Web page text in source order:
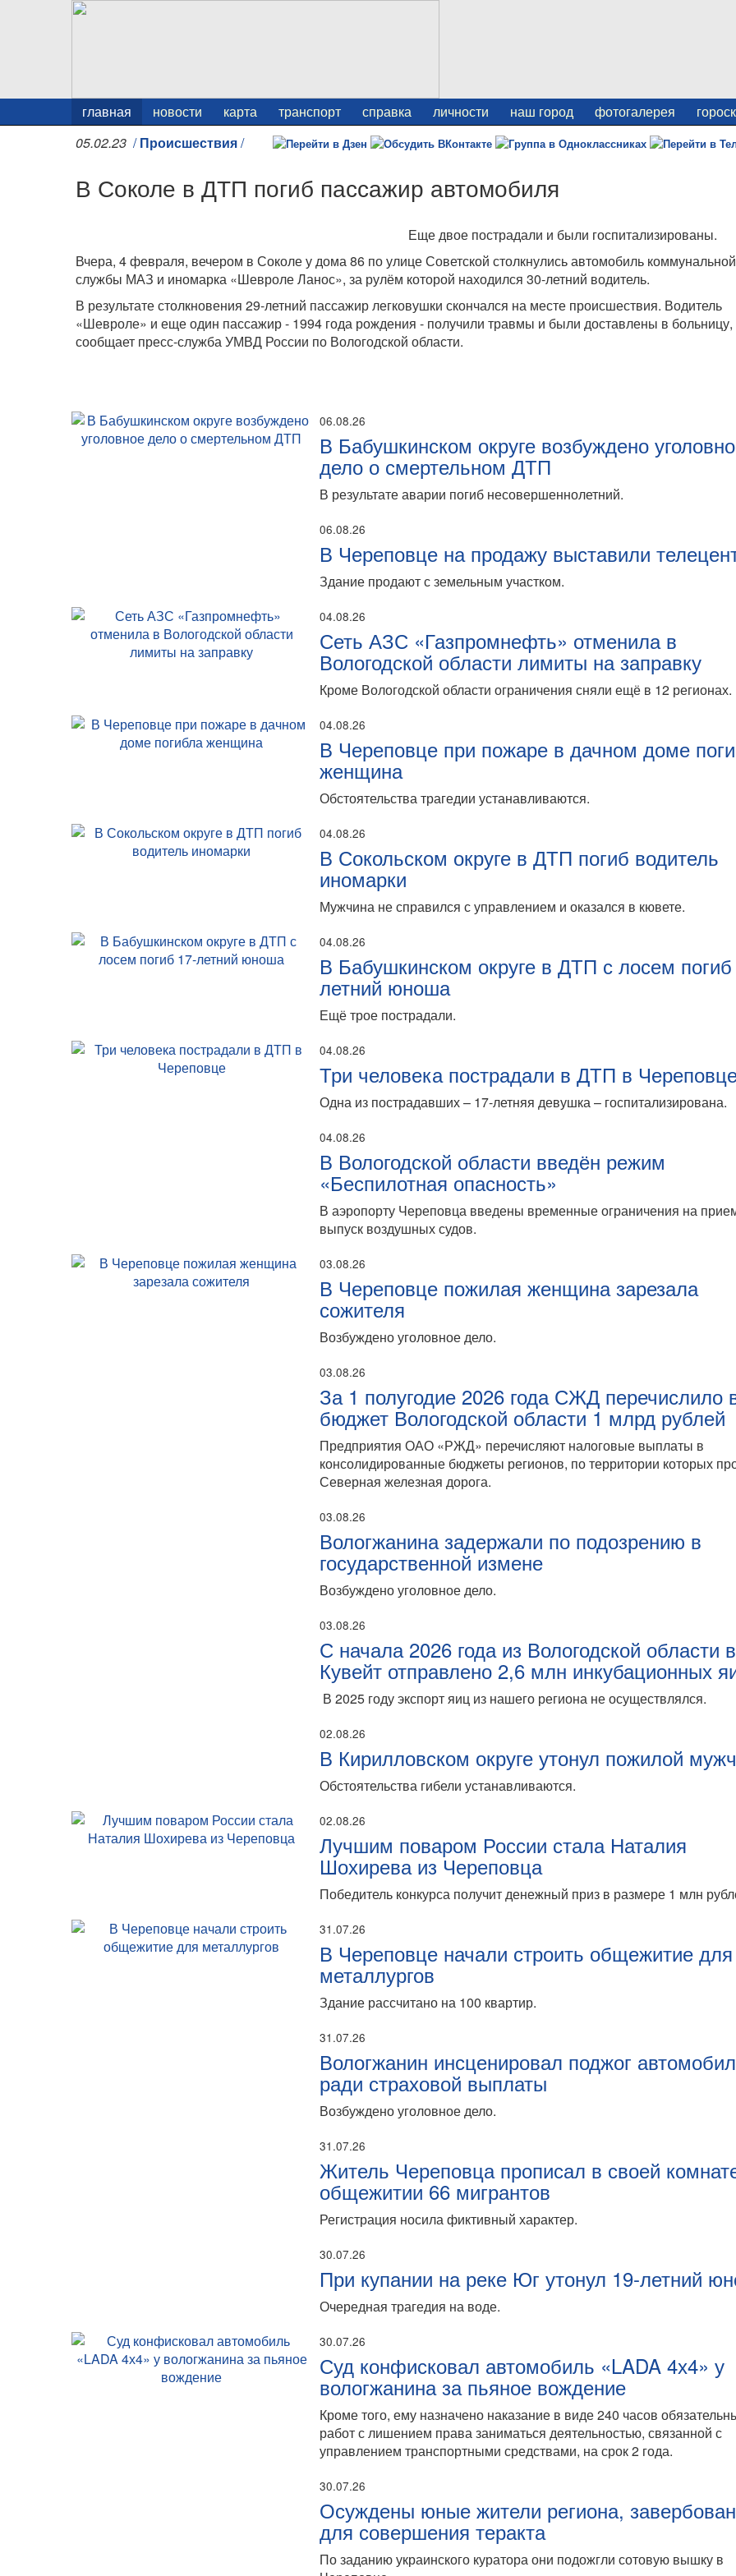
главная новости карта транспорт справка личности наш город фотогалерея
05.02.23 /Происшествия/
В Соколе в ДТП погиб пассажир автомобиля
Еще двое пострадали и были госпитализированы.
Вчера, 4 февраля, вечером в Соколе у дома 86 по улице Советской столкнулись автомобиль коммунальной
службы МАЗ и иномарка «Шевроле Ланос», за рулём которой находился 30-летний водитель.
В результате столкновения 29-летний пассажир легковушки скончался на месте происшествия. Водитель
«Шевроле» и еще один пассажир - 1994 года рождения - получили травмы и были доставлены в больницу,
сообщает пресс-служба УМВД России по Вологодской области.
06.08.26
В Бабушкинском округе возбуждено
дело о смертельном ДТП
В результате аварии погиб несовершеннолетний.
06.08.26
В Череповце на продажу выставили
Здание продают с земельным участком.
04.08.26
Сеть АЗС «Газпромнефть» отменила в
Вологодской области лимиты на заправку
Кроме Вологодской области ограничения сняли ещё в 12 регионах.
04.08.26
В Череповце при пожаре в дачном доме
женщина
Обстоятельства трагедии устанавливаются.
04.08.26
В Сокольском округе в ДТП погиб водитель
иномарки
Мужчина не справился с управлением и оказался в кювете.
04.08.26
В Бабушкинском округе в ДТП с лосем
летний юноша
Ещё трое пострадали.
04.08.26
Три человека пострадали в ДТП в
Одна из пострадавших – 17-летняя девушка – госпитализирована.
04.08.26
В Вологодской области введён режим
«Беспилотная опасность»
В аэропорту Череповца введены временные ограничения на
выпуск воздушных судов.
03.08.26
В Череповце пожилая женщина зарезала
сожителя
Возбуждено уголовное дело.
03.08.26
За 1 полугодие 2026 года СЖД перечислило
бюджет Вологодской области 1 млрд рублей
Предприятия ОАО «РЖД» перечисляют налоговые выплаты в
консолидированные бюджеты регионов, по территории которых
Северная железная дорога.
03.08.26
Вологжанина задержали по подозрению в
государственной измене
Возбуждено уголовное дело.
03.08.26
С начала 2026 года из Вологодской области в
Кувейт отправлено 2,6 млн инкубационных
В 2025 году экспорт яиц из нашего региона не осуществлялся.
02.08.26
В Кирилловском округе утонул пожилой
Обстоятельства гибели устанавливаются.
02.08.26
Лучшим поваром России стала Наталия
Шохирева из Череповца
Победитель конкурса получит денежный приз в размере 1 млн
31.07.26
В Череповце начали строить общежитие для
металлургов
Здание рассчитано на 100 квартир.
31.07.26
Вологжанин инсценировал поджог
ради страховой выплаты
Возбуждено уголовное дело.
31.07.26
Житель Череповца прописал в своей
общежитии 66 мигрантов
Регистрация носила фиктивный характер.
30.07.26
При купании на реке Юг утонул 19-летний
Очередная трагедия на воде.
30.07.26
Суд конфисковал автомобиль «LADA 4х4» у
вологжанина за пьяное вождение
Кроме того, ему назначено наказание в виде 240 часов
работ с лишением права заниматься деятельностью, связанной с
управлением транспортными средствами, на срок 2 года.
30.07.26
Осуждены юные жители региона,
для совершения теракта
По заданию украинского куратора они подожгли сотовую вышку в